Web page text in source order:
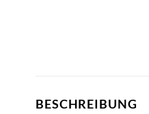
BESCHREIBUNG